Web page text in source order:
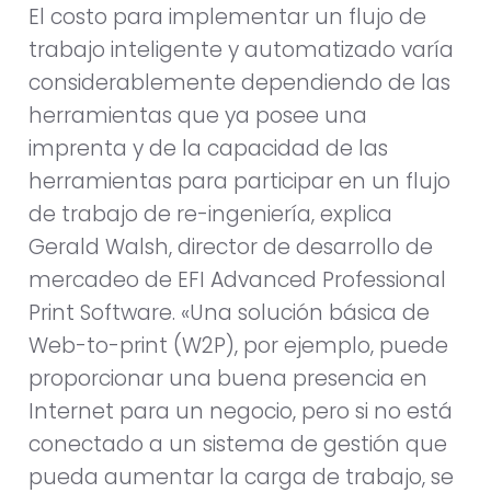
El costo para implementar un flujo de
trabajo inteligente y automatizado varía
considerablemente dependiendo de las
herramientas que ya posee una
imprenta y de la capacidad de las
herramientas para participar en un flujo
de trabajo de re-ingeniería, explica
Gerald Walsh, director de desarrollo de
mercadeo de EFI Advanced Professional
Print Software. «Una solución básica de
Web-to-print (W2P), por ejemplo, puede
proporcionar una buena presencia en
Internet para un negocio, pero si no está
conectado a un sistema de gestión que
pueda aumentar la carga de trabajo, se